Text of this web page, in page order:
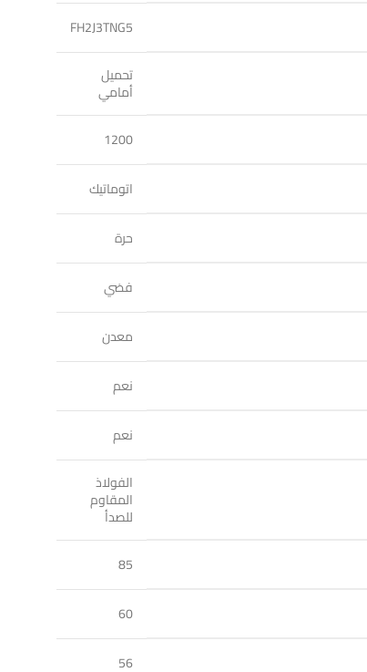
FH2J3TNG5
تحميل
أمامي
1200
اتوماتيك
حرة
فضي
معدن
نعم
نعم
الفولاذ
المقاوم
للصدأ
85
60
56